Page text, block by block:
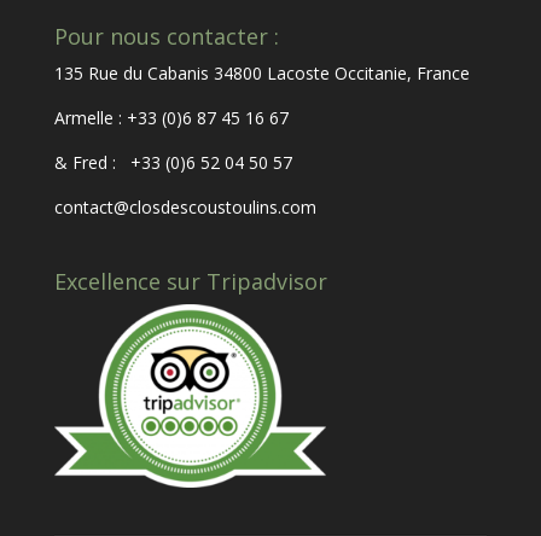
Pour nous contacter :
135 Rue du Cabanis 34800 Lacoste Occitanie, France
Armelle : +33 (0)6 87 45 16 67
& Fred : +33 (0)6 52 04 50 57
contact@closdescoustoulins.com
Excellence sur Tripadvisor